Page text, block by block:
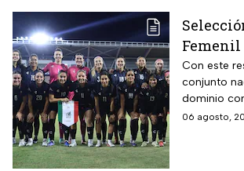
Femenil
Juegos
camino
gloria
Con este
conjunto
dominio
doradas de
06 agosto,